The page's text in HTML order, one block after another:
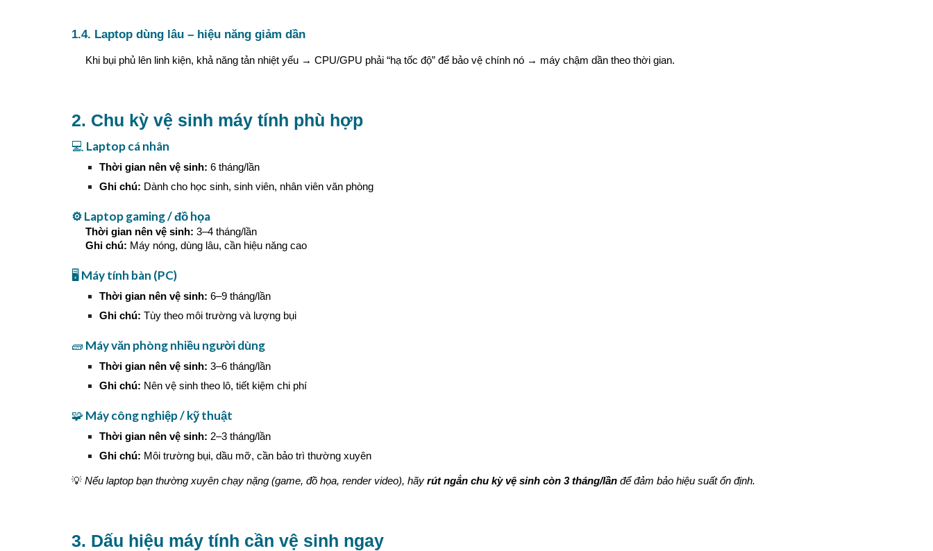
1.4. Laptop dùng lâu – hiệu năng giảm dần
Khi bụi phủ lên linh kiện, khả năng tản nhiệt yếu → CPU/GPU phải “hạ tốc độ” để bảo vệ chính nó → máy chậm dần theo thời gian.
2. Chu kỳ vệ sinh máy tính phù hợp
💻 Laptop cá nhân
Thời gian nên vệ sinh: 6 tháng/lần
Ghi chú: Dành cho học sinh, sinh viên, nhân viên văn phòng
⚙️ Laptop gaming / đồ họa
Thời gian nên vệ sinh: 3–4 tháng/lần
Ghi chú: Máy nóng, dùng lâu, cần hiệu năng cao
🖥️ Máy tính bàn (PC)
Thời gian nên vệ sinh: 6–9 tháng/lần
Ghi chú: Tùy theo môi trường và lượng bụi
🧱Máy văn phòng nhiều người dùng
Thời gian nên vệ sinh: 3–6 tháng/lần
Ghi chú: Nên vệ sinh theo lô, tiết kiệm chi phí
🧩Máy công nghiệp / kỹ thuật
Thời gian nên vệ sinh: 2–3 tháng/lần
Ghi chú: Môi trường bụi, dầu mỡ, cần bảo trì thường xuyên
💡 Nếu laptop bạn thường xuyên chạy nặng (game, đồ họa, render video), hãy rút ngắn chu kỳ vệ sinh còn 3 tháng/lầnđể đảm bảo hiệu suất ổn định.
3. Dấu hiệu máy tính cần vệ sinh ngay